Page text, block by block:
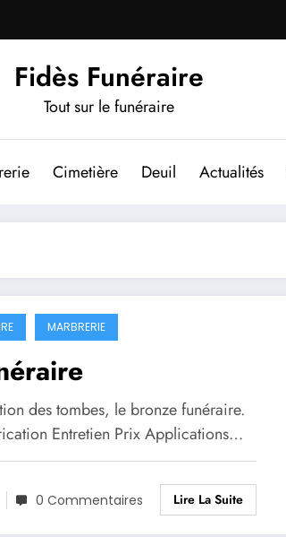
Fidès Funéraire
Tout sur le funéraire
Cimetière Deuil Actualités
MARBRERIE
des tombes, le bronze funéraire.
Entretien Prix Applications…
0 Commentaires Lire La Suite